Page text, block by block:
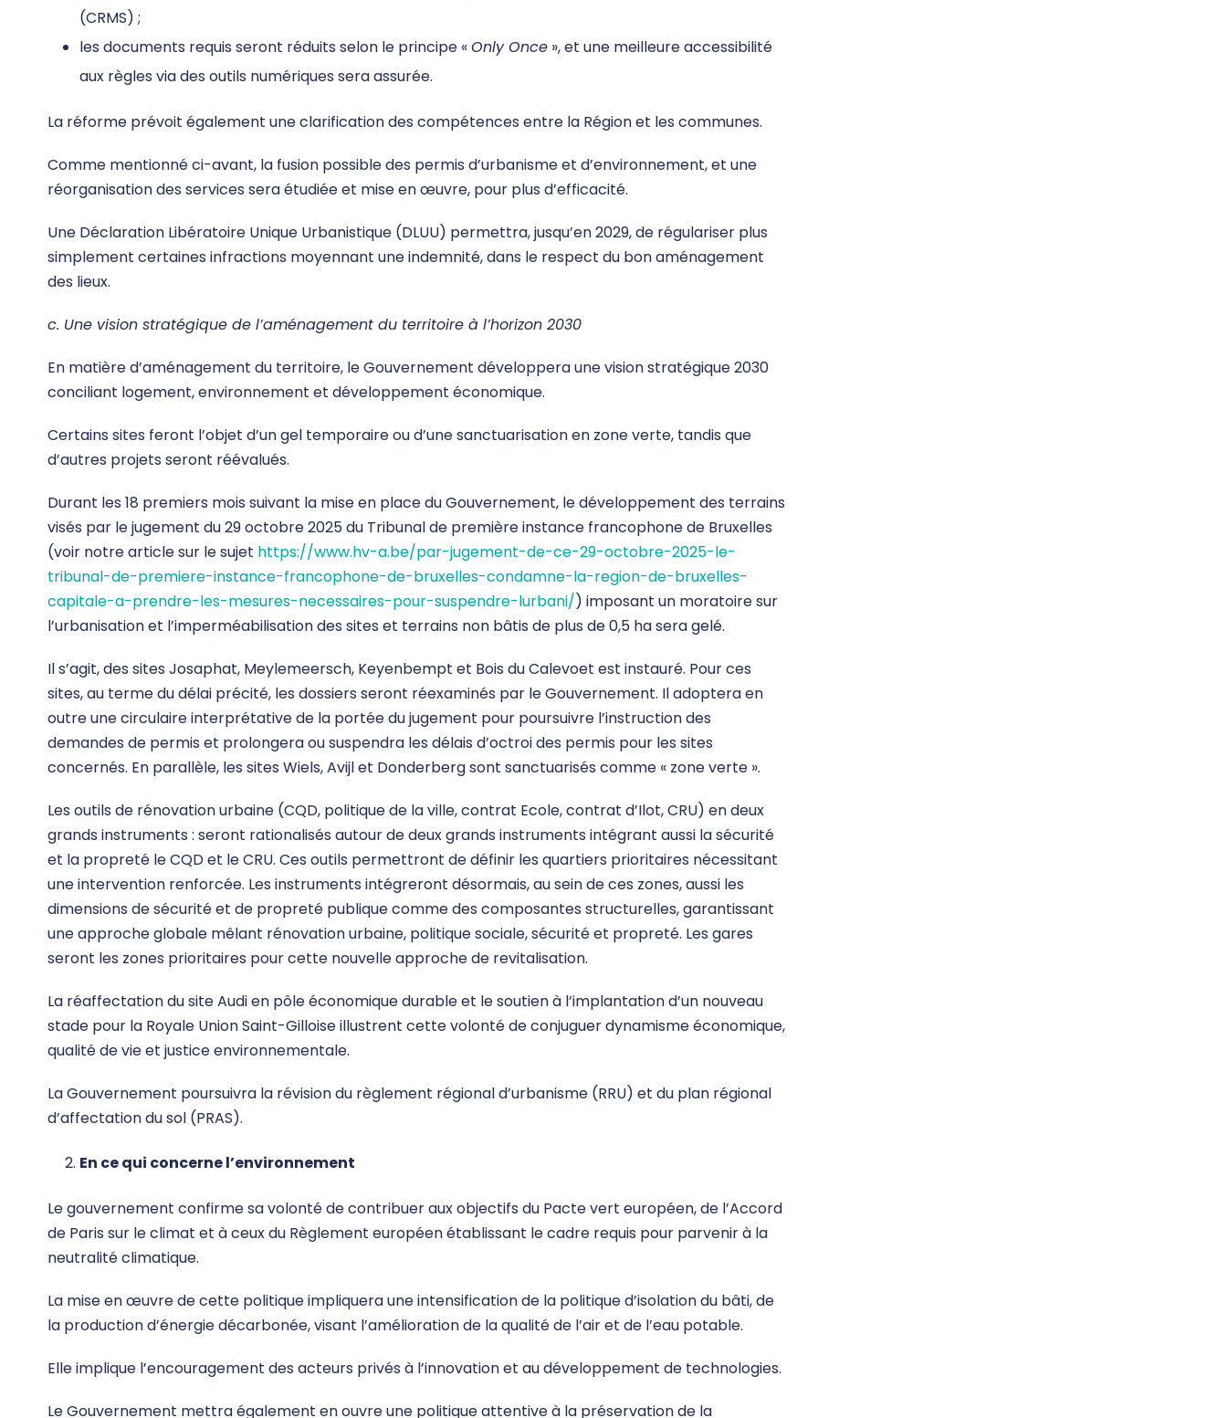
(CRMS) ;
les documents requis seront réduits selon le principe «Only Once », et une meilleure accessibilité
aux règles via des outils numériques sera assurée.
La réforme prévoit également une clarification des compétences entre la Région et les communes.
Comme mentionné ci-avant, la fusion possible des permis d’urbanisme et d’environnement, et une
réorganisation des services sera étudiée et mise en œuvre, pour plus d’efficacité.
Une Déclaration Libératoire Unique Urbanistique (DLUU) permettra, jusqu’en 2029, de régulariser plus
simplement certaines infractions moyennant une indemnité, dans le respect du bon aménagement
des lieux.
c. Une vision stratégique de l’aménagement du territoire à l’horizon 2030
En matière d’aménagement du territoire, le Gouvernement développera une vision stratégique 2030
conciliant logement, environnement et développement économique.
Certains sites feront l’objet d’un gel temporaire ou d’une sanctuarisation en zone verte, tandis que
d’autres projets seront réévalués.
Durant les 18 premiers mois suivant la mise en place du Gouvernement, le développement des terrains
visés par le jugement du 29 octobre 2025 du Tribunal de première instance francophone de Bruxelles
(voir notre article sur le sujet https://www.hv-a.be/par-jugement-de-ce-29-octobre-2025-le-
tribunal-de-premiere-instance-francophone-de-bruxelles-condamne-la-region-de-bruxelles-
capitale-a-prendre-les-mesures-necessaires-pour-suspendre-lurbani/) imposant un moratoire sur
l’urbanisation et l’imperméabilisation des sites et terrains non bâtis de plus de 0,5 ha sera gelé.
Il s’agit, des sites Josaphat, Meylemeersch, Keyenbempt et Bois du Calevoet est instauré. Pour ces
sites, au terme du délai précité, les dossiers seront réexaminés par le Gouvernement. Il adoptera en
outre une circulaire interprétative de la portée du jugement pour poursuivre l’instruction des
demandes de permis et prolongera ou suspendra les délais d’octroi des permis pour les sites
concernés. En parallèle, les sites Wiels, Avijl et Donderberg sont sanctuarisés comme « zone verte ».
Les outils de rénovation urbaine (CQD, politique de la ville, contrat Ecole, contrat d’Ilot, CRU) en deux
grands instruments : seront rationalisés autour de deux grands instruments intégrant aussi la sécurité
et la propreté le CQD et le CRU. Ces outils permettront de définir les quartiers prioritaires nécessitant
une intervention renforcée. Les instruments intégreront désormais, au sein de ces zones, aussi les
dimensions de sécurité et de propreté publique comme des composantes structurelles, garantissant
une approche globale mêlant rénovation urbaine, politique sociale, sécurité et propreté. Les gares
seront les zones prioritaires pour cette nouvelle approche de revitalisation.
La réaffectation du site Audi en pôle économique durable et le soutien à l’implantation d’un nouveau
stade pour la Royale Union Saint-Gilloise illustrent cette volonté de conjuguer dynamisme économique,
qualité de vie et justice environnementale.
La Gouvernement poursuivra la révision du règlement régional d’urbanisme (RRU) et du plan régional
d’affectation du sol (PRAS).
En ce qui concerne l’environnement
Le gouvernement confirme sa volonté de contribuer aux objectifs du Pacte vert européen, de l’Accord
de Paris sur le climat et à ceux du Règlement européen établissant le cadre requis pour parvenir à la
neutralité climatique.
La mise en œuvre de cette politique impliquera une intensification de la politique d’isolation du bâti, de
la production d’énergie décarbonée, visant l’amélioration de la qualité de l’air et de l’eau potable.
Elle implique l’encouragement des acteurs privés à l’innovation et au développement de technologies.
Le Gouvernement mettra également en ouvre une politique attentive à la préservation de la